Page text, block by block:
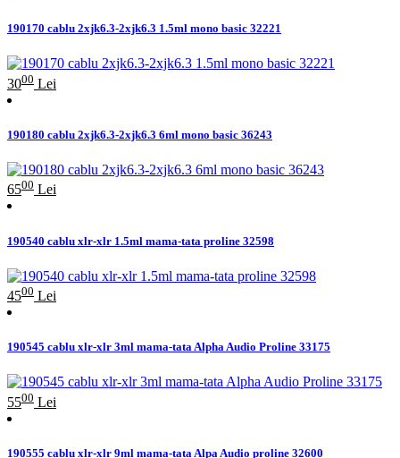
190170 cablu 2xjk6.3-2xjk6.3 1.5ml mono basic 32221
3000 Lei
190180 cablu 2xjk6.3-2xjk6.3 6ml mono basic 36243
6500 Lei
190540 cablu xlr-xlr 1.5ml mama-tata proline 32598
4500 Lei
190545 cablu xlr-xlr 3ml mama-tata Alpha Audio Proline 33175
5500 Lei
190555 cablu xlr-xlr 9ml mama-tata Alpa Audio proline 32600